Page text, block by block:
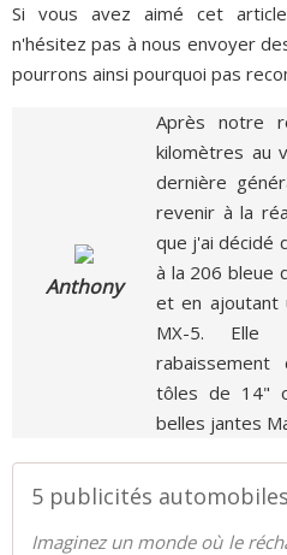
Si vous avez aimé cet
n'hésitez pas à nous envoyer
pourrons ainsi pourquoi pas
Anthony
Après notre
kilomètres au
dernière
revenir à la
que j'ai décidé
à la 206 bleue
et en ajoutant
MX-5. Elle
tôles de 14"
belles jantes
Imaginez un monde où le